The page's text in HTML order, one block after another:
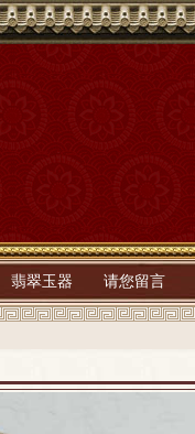
翡翠玉器 请您留言